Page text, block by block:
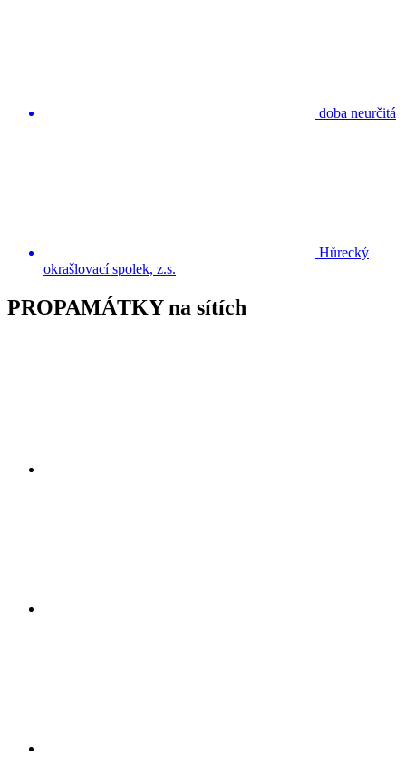
doba neurčitá
Hůrecký
okrašlovací spolek, z.s.
PROPAMÁTKY na sítích